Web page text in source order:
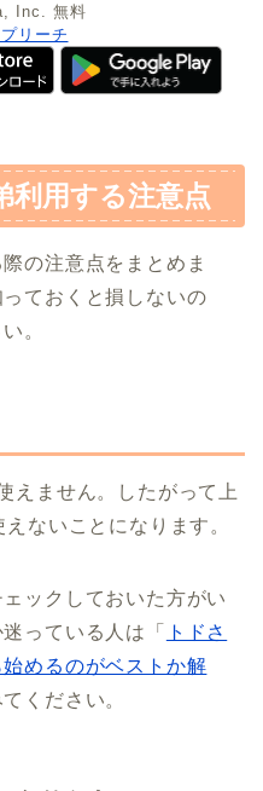
Inc.
無料
リーチ
利用する注意点
の注意点をまとめま
ておくと損しないの
。
えません。したがって上
ないことになります。
ックしておいた方がい
っている人は「
トドさ
めるのがベストか解
ください。